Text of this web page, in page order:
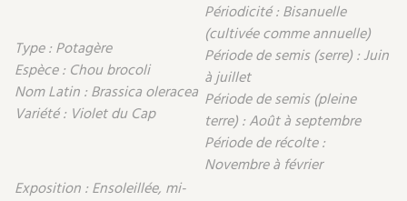
Feuilleter le catalogue
Recettes par type de plat
Habitat écologique
Questions à la rédaction
Entre abonné·es
Expés
Type : Potagère
Espèce : Chou brocoli
Nom Latin : Brassica oleracea
Variété : Violet du Cap
Périodicité : Bisanuelle
(cultivée comme annuelle)
Période de semis (serre) : Juin
à juillet
Période de semis (pleine
terre) : Août à septembre
Période de récolte :
Novembre à février
Exposition : Ensoleillée, mi-